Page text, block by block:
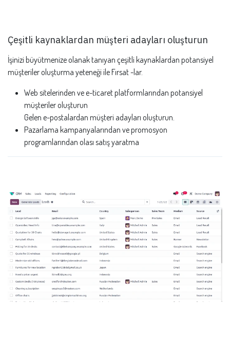
Çeşitli kaynaklardan müşteri adayları oluşturun
İşinizi büyütmenize olanak tanıyan çeşitli kaynaklardan potansiyel
müşteriler oluşturma yeteneği ile Fırsat -lar.
Web sitelerinden ve e-ticaret platformlarından potansiyel
müşteriler oluşturun
Gelen e-postalardan müşteri adayları oluşturun.
Pazarlama kampanyalarından ve promosyon
programlarından olası satış yaratma